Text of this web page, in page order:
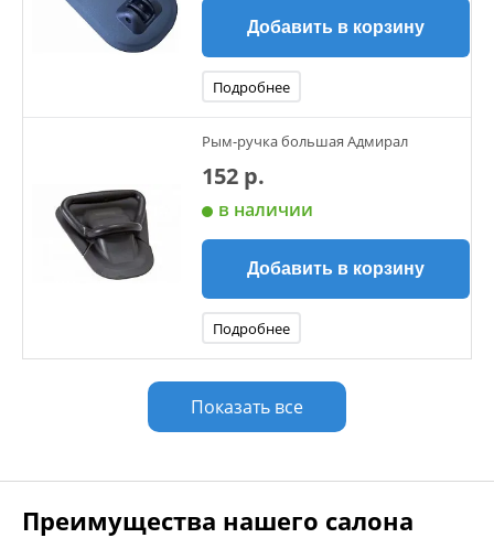
Добавить в корзину
Подробнее
Рым-ручка большая Адмирал
152 р.
в наличии
Добавить в корзину
Подробнее
Показать все
Преимущества нашего салона